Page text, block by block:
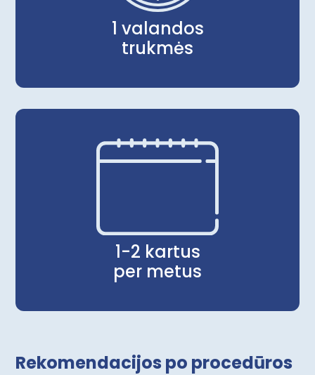
1 valandos
trukmės
1-2 kartus
per metus
Rekomendacijos po procedūros